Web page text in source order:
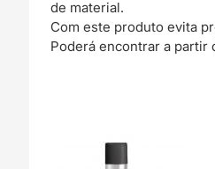
de material.
Com este produto evita
Poderá encontrar a partir